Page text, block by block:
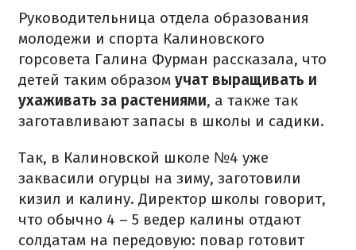
Руководительница отдела образования
молодежи и спорта Калиновского
горсовета Галина Фурман рассказала, что
детей таким образом учат выращивать и
ухаживать за растениями, а также так
заготавливают запасы в школы и садики.
Так, в Калиновской школе №4 уже
заквасили огурцы на зиму, заготовили
кизил и калину. Директор школы говорит,
что обычно 4 – 5 ведер калины отдают
солдатам на передовую: повар готовит